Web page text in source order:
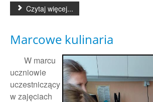
Czytaj więcej...
Marcowe kulinaria
W marcu
uczniowie
uczestniczący
w zajęciach